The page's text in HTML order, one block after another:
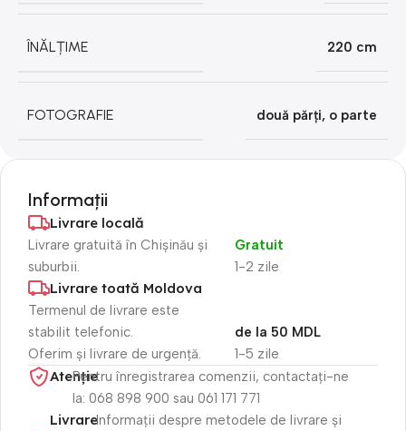
ÎNĂLȚIME 220 cm
FOTOGRAFIE două părți, o parte
Informații
Livrare locală
Livrare gratuită în Chișinău și
suburbii.
1-2 zile
Gratuit
Livrare toată Moldova
Termenul de livrare este
stabilit telefonic.
Oferim și livrare de urgență.
1-5 zile
de la 50 MDL
Atenție​Pentru înregistrarea comenzii, contactați-ne
la: 068 898 900 sau 061 171 771
LivrareInformații despre metodele de livrare și